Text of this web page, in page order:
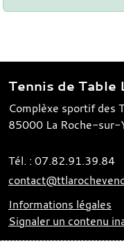
Tennis de Table
Complèxe sportif des
85000 La Roche-sur-
Tél. : 07.82.91.39.84
Informations légales
Signaler un contenu